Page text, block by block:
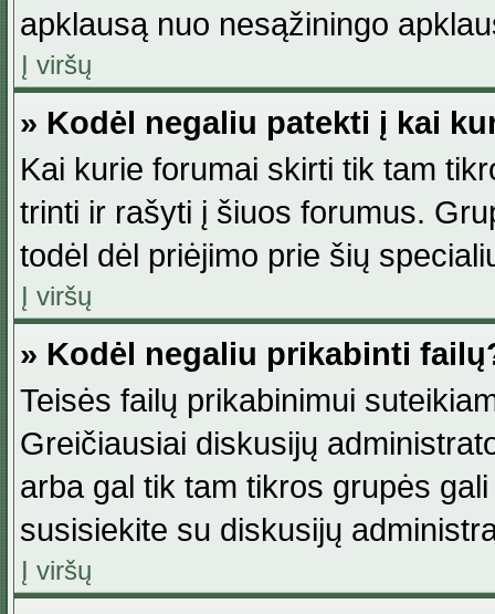
apklausą nuo nesąžiningo
Į viršų
» Kodėl negaliu patekti į kai
Kai kurie forumai skirti tik tam
trinti ir rašyti į šiuos forumus.
todėl dėl priėjimo prie šių
Į viršų
» Kodėl negaliu prikabinti
Teisės failų prikabinimui
Greičiausiai diskusijų
arba gal tik tam tikros grupės
susisiekite su diskusijų
Į viršų